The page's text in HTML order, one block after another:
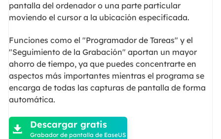
pantalla del ordenador o una parte particular
moviendo el cursor a la ubicación especificada.
Funciones como el "Programador de Tareas" y el
"Seguimiento de la Grabación" aportan un mayor
ahorro de tiempo, ya que puedes concentrarte en
aspectos más importantes mientras el programa se
encarga de todas las capturas de pantalla de forma
automática.

 Descargar gratis
Grabador de pantalla de EaseUS